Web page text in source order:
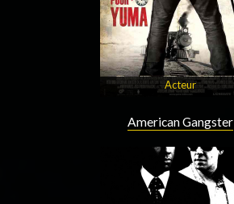
Acteur
American Gangster